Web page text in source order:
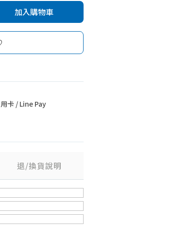
加入購物車
卡 / Line Pay
退/換貨說明